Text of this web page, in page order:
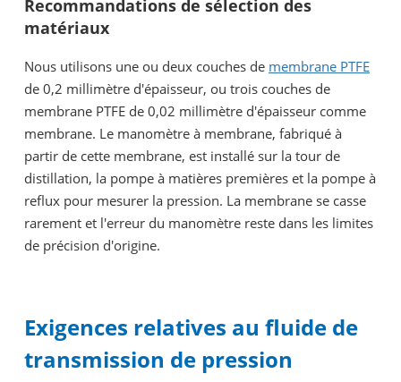
Recommandations de sélection des
matériaux
Nous utilisons une ou deux couches de membrane PTFE
de 0,2 millimètre d'épaisseur, ou trois couches de
membrane PTFE de 0,02 millimètre d'épaisseur comme
membrane. Le manomètre à membrane, fabriqué à
partir de cette membrane, est installé sur la tour de
distillation, la pompe à matières premières et la pompe à
reflux pour mesurer la pression. La membrane se casse
rarement et l'erreur du manomètre reste dans les limites
de précision d'origine.
Exigences relatives au fluide de
transmission de pression